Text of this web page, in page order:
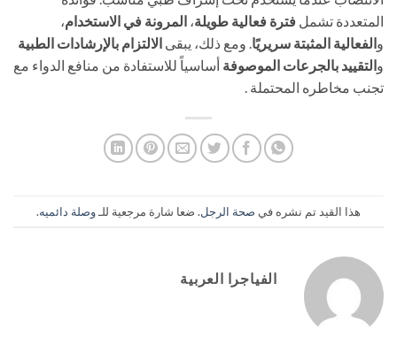
المتعددة تشمل فترة فعالية طويلة، المرونة في الاستخدام،
والفعالية المثبتة سريريًا. ومع ذلك، يبقى الالتزام بالإرشادات الطبية
والتقييد بالجرعات الموصوفة ​ أساسياً للاستفادة من منافع الدواء مع
تجنب مخاطره المحتملة .
هذا القيد تم نشره في صحة الرجل. ضعا شارة مرجعية للـوصلة دائميه.
الفياجرا العربية